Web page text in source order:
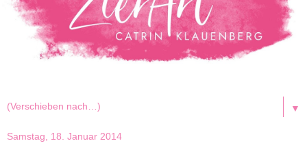
▼
Samstag, 18. Januar 2014